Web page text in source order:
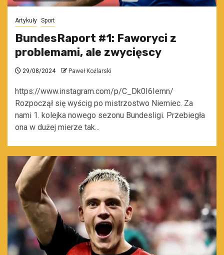
Artykuły Sport
BundesRaport #1: Faworyci z
problemami, ale zwycięscy
29/08/2024 Paweł Koźlarski
https://www.instagram.com/p/C_Dk0I6Iemn/
Rozpoczął się wyścig po mistrzostwo Niemiec. Za
nami 1. kolejka nowego sezonu Bundesligi. Przebiegła
ona w dużej mierze tak...